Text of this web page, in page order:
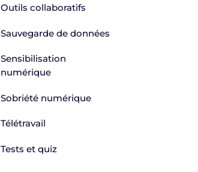
Outils collaboratifs
Sauvegarde de données
Sensibilisation
numérique
Sobriété numérique
Télétravail
Tests et quiz